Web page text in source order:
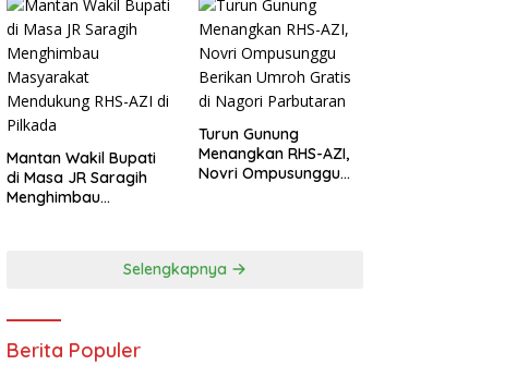
Mantan Wakil Bupati
di Masa JR Saragih
Menghimbau
Turun Gunung
Menangkan RHS-AZI,
Novri Ompusunggu
Selengkapnya
Berita Populer